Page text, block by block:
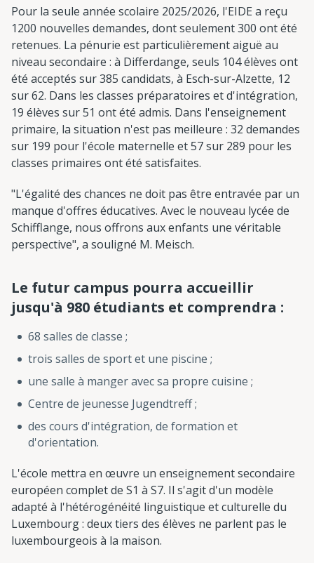
Pour la seule année scolaire 2025/2026, l'EIDE a reçu
1200 nouvelles demandes, dont seulement 300 ont été
retenues. La pénurie est particulièrement aiguë au
niveau secondaire : à Differdange, seuls 104 élèves ont
été acceptés sur 385 candidats, à Esch-sur-Alzette, 12
sur 62. Dans les classes préparatoires et d'intégration,
19 élèves sur 51 ont été admis. Dans l'enseignement
primaire, la situation n'est pas meilleure : 32 demandes
sur 199 pour l'école maternelle et 57 sur 289 pour les
classes primaires ont été satisfaites.
"L'égalité des chances ne doit pas être entravée par un
manque d'offres éducatives. Avec le nouveau lycée de
Schifflange, nous offrons aux enfants une véritable
perspective", a souligné M. Meisch.
Le futur campus pourra accueillir
jusqu'à 980 étudiants et comprendra :
68 salles de classe ;
trois salles de sport et une piscine ;
une salle à manger avec sa propre cuisine ;
Centre de jeunesse Jugendtreff ;
des cours d'intégration, de formation et
d'orientation.
L'école mettra en œuvre un enseignement secondaire
européen complet de S1 à S7. Il s'agit d'un modèle
adapté à l'hétérogénéité linguistique et culturelle du
Luxembourg : deux tiers des élèves ne parlent pas le
luxembourgeois à la maison.